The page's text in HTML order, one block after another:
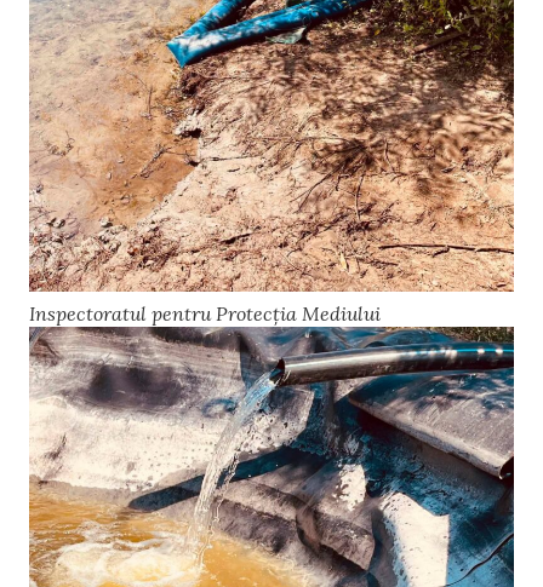
Inspectoratul pentru Protecția Mediului